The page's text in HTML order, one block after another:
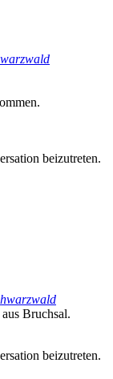
beizutreten.
Bruchsal.
beizutreten.